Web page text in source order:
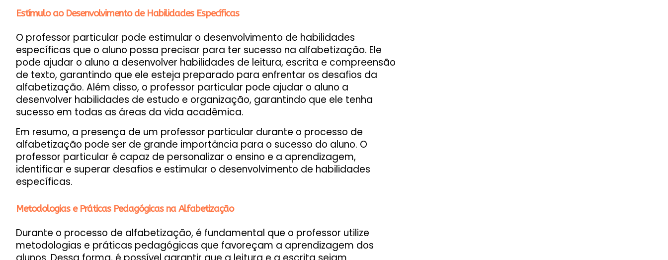
Estímulo ao Desenvolvimento de Habilidades Específicas
O professor particular pode estimular o desenvolvimento de habilidades
específicas que o aluno possa precisar para ter sucesso na alfabetização. Ele
pode ajudar o aluno a desenvolver habilidades de leitura, escrita e compreensão
de texto, garantindo que ele esteja preparado para enfrentar os desafios da
alfabetização. Além disso, o professor particular pode ajudar o aluno a
desenvolver habilidades de estudo e organização, garantindo que ele tenha
sucesso em todas as áreas da vida acadêmica.
Em resumo, a presença de um professor particular durante o processo de
alfabetização pode ser de grande importância para o sucesso do aluno. O
professor particular é capaz de personalizar o ensino e a aprendizagem,
identificar e superar desafios e estimular o desenvolvimento de habilidades
específicas.
Metodologias e Práticas Pedagógicas na Alfabetização
Durante o processo de alfabetização, é fundamental que o professor utilize
metodologias e práticas pedagógicas que favoreçam a aprendizagem dos